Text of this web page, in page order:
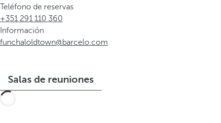
Teléfono de reservas
+351 291 110 360
Información
funchaloldtown@barcelo.com
Salas de reuniones